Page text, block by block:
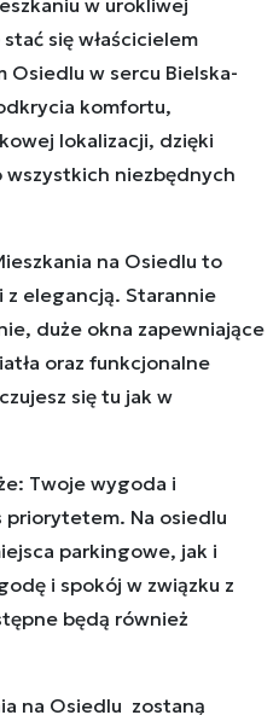
w urokliwej
się właścicielem
Osiedlu w sercu Bielska-
komfortu,
lokalizacji, dzięki
niezbędnych
na Osiedlu to
z elegancją. Starannie
duże okna zapewniające
oraz funkcjonalne
się tu jak w
Twoje wygoda i
priorytetem. Na osiedlu
parkingowe, jak i
i spokój w związku z
będą również
na Osiedlu zostaną